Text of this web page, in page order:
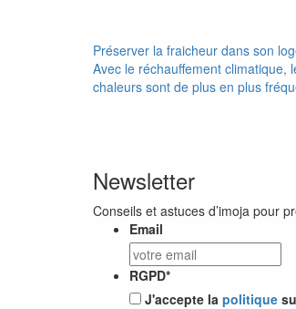
Préserver la fraicheur dans son
Avec le réchauffement climatique,
chaleurs sont de plus en plus
Newsletter
Conseils et astuces d’imoja pour
Email
RGPD*
J'accepte la politique